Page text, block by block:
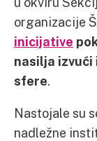
organizacije
inicijative
nasilja izvući
sfere.
Nastojale su
nadležne